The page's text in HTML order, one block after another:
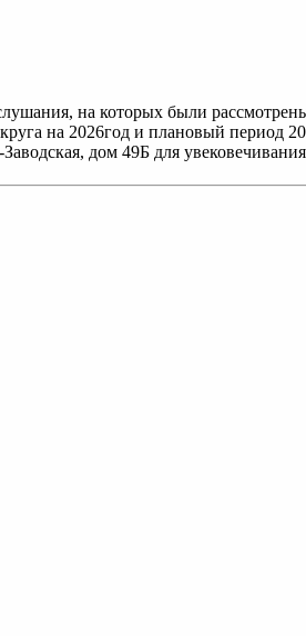
на которых были
на 2026год и плановый период
дом 49Б для